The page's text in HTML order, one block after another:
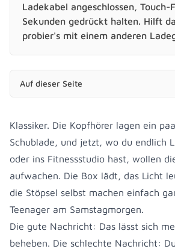
Ladekabel angeschlossen, Touch-
Sekunden gedrückt halten. Hilft
probier's mit einem anderen
Auf dieser Seite
Klassiker. Die Kopfhörer lagen ein
Schublade, und jetzt, wo du endlich
oder ins Fitnessstudio hast, wollen
aufwachen. Die Box lädt, das Licht
die Stöpsel selbst machen einfach
Teenager am Samstagmorgen.
Die gute Nachricht: Das lässt sich
beheben. Die schlechte Nachricht: